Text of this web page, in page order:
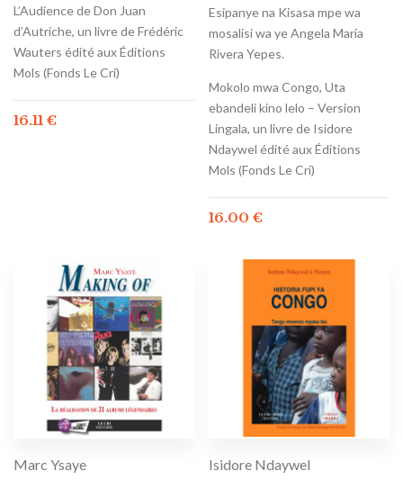
L’Audience de Don Juan
d’Autriche, un livre de Frédéric
Wauters édité aux Éditions
Mols (Fonds Le Cri)
16.11 €
Esipanye na Kisasa mpe wa
mosalisi wa ye Angela Maria
Rivera Yepes.
Mokolo mwa Congo, Uta
ebandeli kino lelo – Version
Lingala, un livre de Isidore
Ndaywel édité aux Éditions
Mols (Fonds Le Cri)
16.00 €
Marc Ysaye Isidore Ndaywel